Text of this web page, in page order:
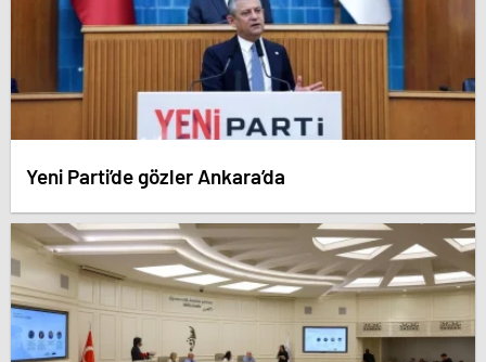
Yeni Parti’de gözler Ankara’da